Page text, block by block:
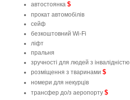
автостоянка $
прокат автомобілів
сейф
безкоштовний Wi-Fi
ліфт
пральня
зручності для людей з інвалідністю
розміщення з тваринами $
номери для некурців
трансфер до/з аеропорту $